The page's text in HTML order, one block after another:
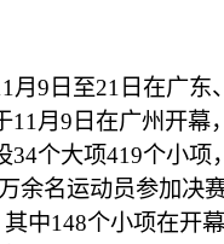
9日至21日在广东
11月9日在广州开幕
34个大项419个小项
余名运动员参加决
中148个小项在开